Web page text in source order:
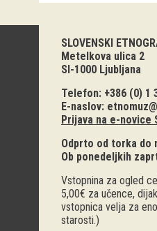
SLOVENSKI
Metelkova ulica 2
SI-1000 Ljubljana
Telefon: +386 (0) 1
E-naslov:
Prijava na e-novice
Odprto od torka do
Ob ponedeljkih
Vstopnina za ogled
5,00€ za učence,
vstopnica velja za
starosti.)